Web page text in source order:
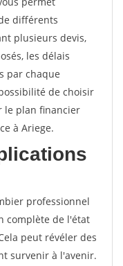
différents
plusieurs devis,
les délais
par chaque
de choisir
le plan financier
à Ariege.
professionnel
complète de l'état
peut révéler des
survenir à l'avenir.